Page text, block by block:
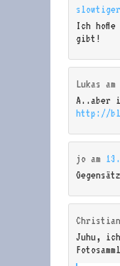
slowtiger
Ich
gibt!
Lukas am
A..aber
http://
jo am
Christian
Juhu,